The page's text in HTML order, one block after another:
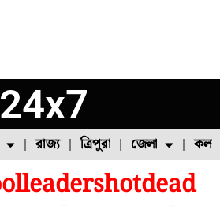
24x7
ফল চাষ মাছ চাষ পোল্ট্রি চাষ
রাজ্য ত্রিপুরা জেলা
উত্তর ২৪ পরগনা